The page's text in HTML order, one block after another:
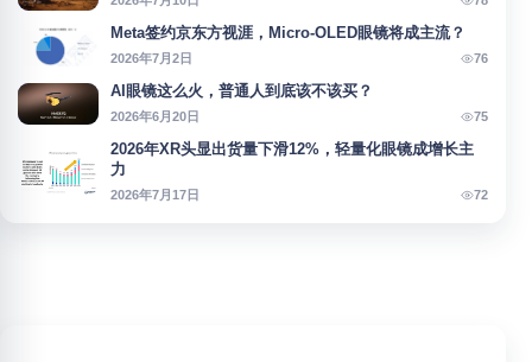
Meta签约京东方视涯，Micro-OLED眼镜将成主流？
2026年7月2日 76
AI眼镜这么火，普通人到底该不该买？
2026年6月20日 75
2026年XR头显出货量下滑12%，轻量化眼镜成增长主
力
2026年7月17日 72